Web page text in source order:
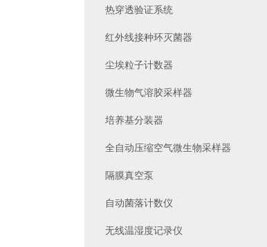
热穿透验证系统
红外线接种环灭菌器
尘埃粒子计数器
微生物气溶胶采样器
培养基分装器
全自动压缩空气微生物采样器
隔膜真空泵
自动菌落计数仪
无线温湿度记录仪